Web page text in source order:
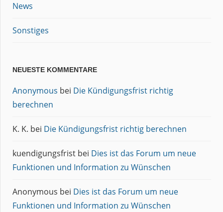
News
Sonstiges
NEUESTE KOMMENTARE
Anonymous bei Die Kündigungsfrist richtig
berechnen
K. K. bei Die Kündigungsfrist richtig berechnen
kuendigungsfrist bei Dies ist das Forum um neue
Funktionen und Information zu Wünschen
Anonymous bei Dies ist das Forum um neue
Funktionen und Information zu Wünschen